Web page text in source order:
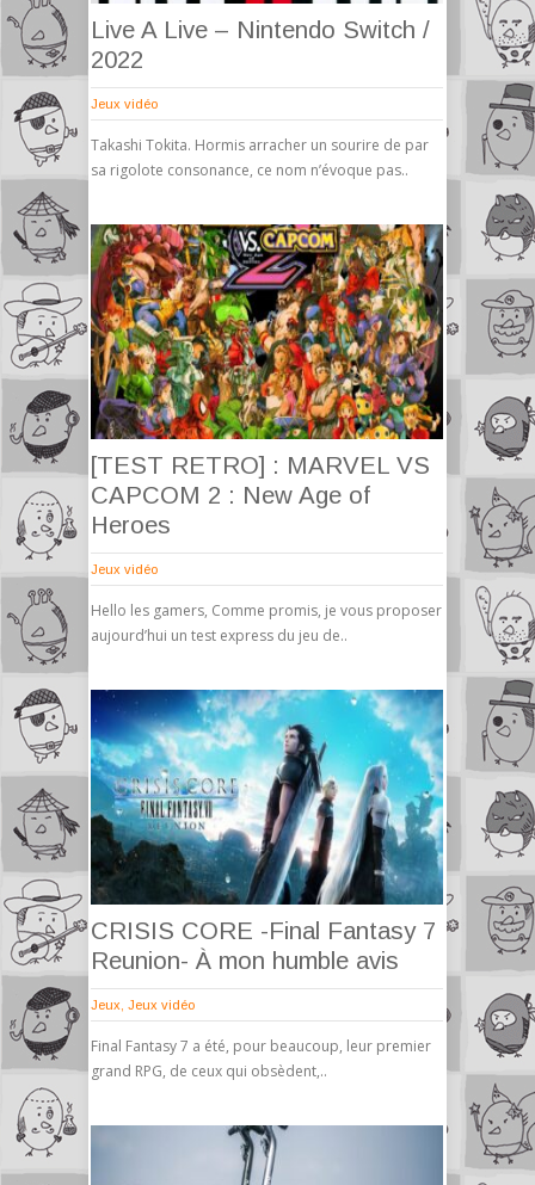
Live A Live – Nintendo Switch /
2022
Jeux vidéo
Takashi Tokita. Hormis arracher un sourire de par
sa rigolote consonance, ce nom n’évoque pas..
[TEST RETRO] : MARVEL VS
CAPCOM 2 : New Age of
Heroes
Jeux vidéo
Hello les gamers, Comme promis, je vous proposer
aujourd’hui un test express du jeu de..
CRISIS CORE -Final Fantasy 7
Reunion- À mon humble avis
Jeux Jeux vidéo
Final Fantasy 7 a été, pour beaucoup, leur premier
grand RPG, de ceux qui obsèdent,..